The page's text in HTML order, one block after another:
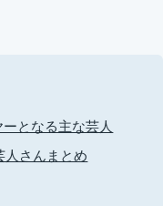
となる主な芸人
人さんまとめ